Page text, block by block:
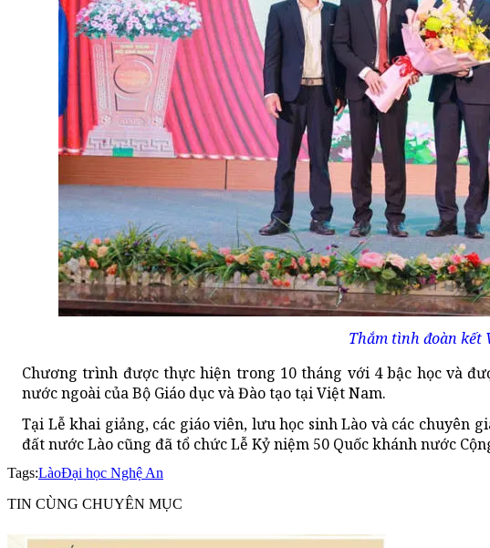
Thắm tình đoàn kết
Chương trình được thực hiện trong 10 tháng với 4 bậc học và
nước ngoài của Bộ Giáo dục và Đào tạo tại Việt Nam.
Tại Lễ khai giảng, các giáo viên, lưu học sinh Lào và các
đất nước Lào cũng đã tổ chức Lễ Kỷ niệm 50 Quốc khánh nước
Tags:LàoĐại học Nghệ An
TIN CÙNG CHUYÊN MỤC